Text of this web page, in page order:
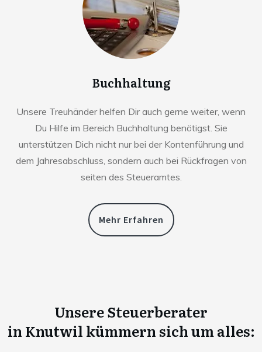
Buchhaltung
Unsere Treuhänder helfen Dir auch gerne weiter, wenn
Du Hilfe im Bereich Buchhaltung benötigst. Sie
unterstützen Dich nicht nur bei der Kontenführung und
dem Jahresabschluss, sondern auch bei Rückfragen von
seiten des Steueramtes.
Mehr Erfahren
Unsere Steuerberater
in Knutwil kümmern sich um alles: